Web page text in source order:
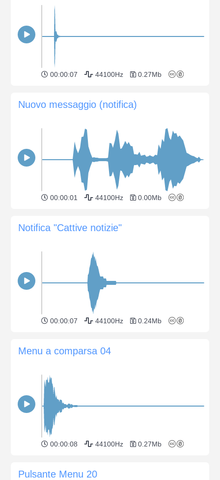
00:00:07 44100Hz 0.27Mb
Nuovo messaggio (notifica)
00:00:01 44100Hz 0.00Mb
Notifica "Cattive notizie"
00:00:07 44100Hz 0.24Mb
Menu a comparsa 04
00:00:08 44100Hz 0.27Mb
Pulsante Menu 20